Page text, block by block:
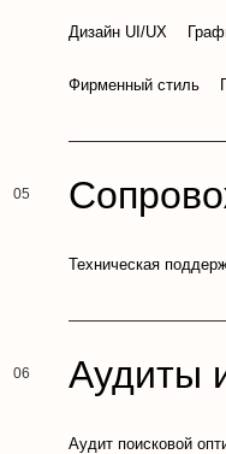
Дизайн UI/UX
Фирменный стиль
Техническая
Аудиты
Аудит поисковой